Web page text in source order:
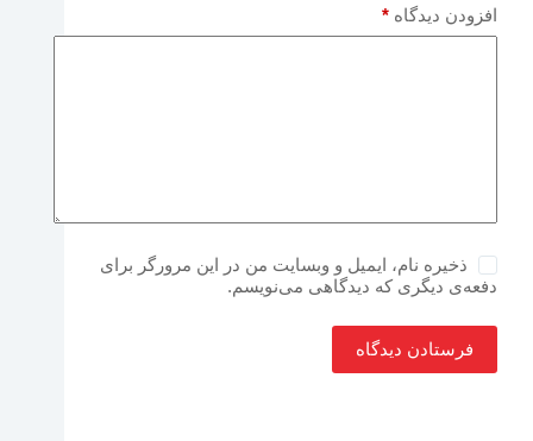
افزودن دیدگاه *
ذخیره نام، ایمیل و وبسایت من در این مرورگر برای
دفعه‌ی دیگری که دیدگاهی می‌نویسم.
فرستادن دیدگاه